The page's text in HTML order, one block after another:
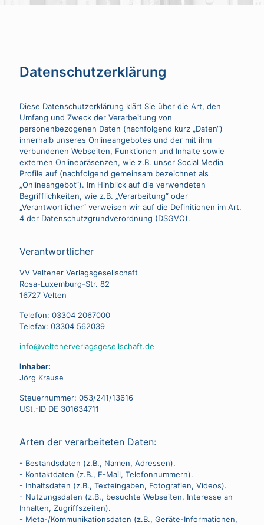
Datenschutzerklärung
Diese Datenschutzerklärung klärt Sie über die Art, den
Umfang und Zweck der Verarbeitung von
personenbezogenen Daten (nachfolgend kurz „Daten“)
innerhalb unseres Onlineangebotes und der mit ihm
verbundenen Webseiten, Funktionen und Inhalte sowie
externen Onlinepräsenzen, wie z.B. unser Social Media
Profile auf (nachfolgend gemeinsam bezeichnet als
„Onlineangebot“). Im Hinblick auf die verwendeten
Begrifflichkeiten, wie z.B. „Verarbeitung“ oder
„Verantwortlicher“ verweisen wir auf die Definitionen im Art.
4 der Datenschutzgrundverordnung (DSGVO).
Verantwortlicher
VV Veltener Verlagsgesellschaft
Rosa-Luxemburg-Str. 82
16727 Velten
Telefon: 03304 2067000
Telefax: 03304 562039
info@veltenerverlagsgesellschaft.de
Inhaber:
Jörg Krause
Steuernummer: 053/241/13616
USt.-ID DE 301634711
Arten der verarbeiteten Daten:
- Bestandsdaten (z.B., Namen, Adressen).
- Kontaktdaten (z.B., E-Mail, Telefonnummern).
- Inhaltsdaten (z.B., Texteingaben, Fotografien, Videos).
- Nutzungsdaten (z.B., besuchte Webseiten, Interesse an
Inhalten, Zugriffszeiten).
- Meta-/Kommunikationsdaten (z.B., Geräte-Informationen,